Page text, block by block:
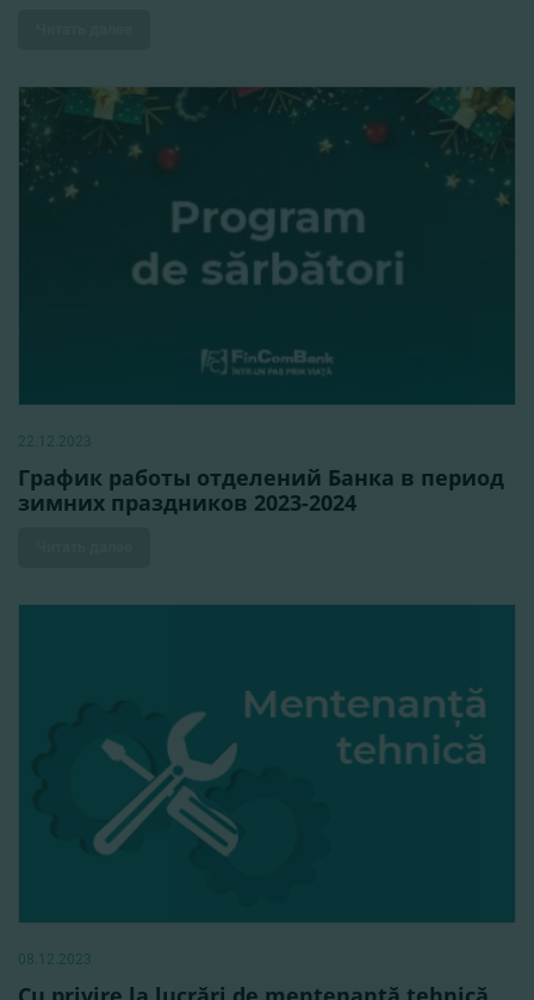
22.12.2023
График работы отделений Банка в период
зимних праздников 2023-2024
08.12.2023